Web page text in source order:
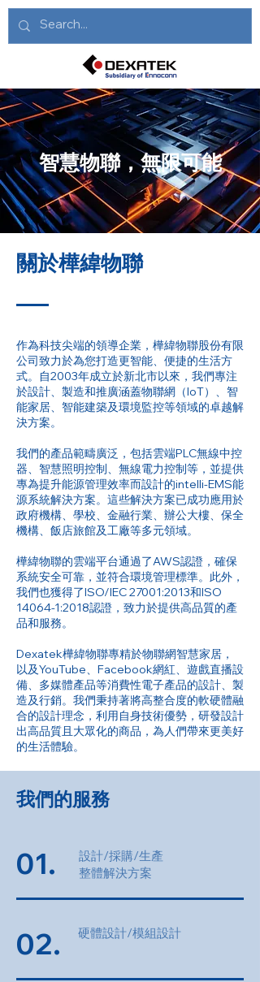
智慧物聯，無限可能
​關於樺緯物聯
作為科技尖端的領導企業，樺緯物聯股份有限
公司致力於為您打造更智能、便捷的生活方
式。自2003年成立於新北市以來，我們專注
於設計、製造和推廣涵蓋物聯網（IoT）、智
能家居、智能建築及環境監控等領域的卓越解
決方案。
我們的產品範疇廣泛，包括雲端PLC無線中控
器、智慧照明控制、無線電力控制等，並提供
專為提升能源管理效率而設計的intelli-EMS能
源系統解決方案。這些解決方案已成功應用於
政府機構、學校、金融行業、辦公大樓、保全
機構、飯店旅館及工廠等多元領域。
樺緯物聯的雲端平台通過了AWS認證，確保
系統安全可靠，並符合環境管理標準。此外，
我們也獲得了ISO/IEC 27001:2013和ISO
14064-1:2018認證，致力於提供高品質的產
品和服務。
Dexatek樺緯物聯專精於物聯網智慧家居，
以及YouTube、Facebook網紅、遊戲直播設
備、多媒體產品等消費性電子產品的設計、製
造及行銷。我們秉持著將高整合度的軟硬體融
合的設計理念，利用自身技術優勢，研發設計
出高品質且大眾化的商品，為人們帶來更美好
的生活體驗。
我們的服務
01.
設計/採購/生產
整體解決方案
02. 硬體設計/模組設計